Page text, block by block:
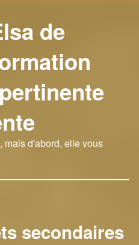
de
mais d'abord, elle vous
secondaires